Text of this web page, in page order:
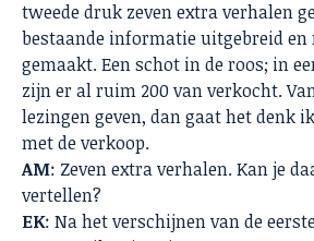
tweede druk zeven extra verhalen
bestaande informatie uitgebreid en
gemaakt. Een schot in de roos; in
zijn er al ruim 200 van verkocht.
lezingen geven, dan gaat het denk
met de verkoop.
AM: Zeven extra verhalen. Kan je
vertellen?
EK: Na het verschijnen van de